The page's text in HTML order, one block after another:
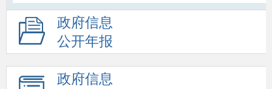
政府信息
公开年报
政府信息